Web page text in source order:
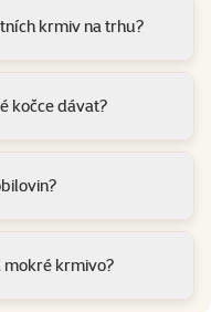
krmiv na trhu?
kočce dávat?
mokré krmivo?